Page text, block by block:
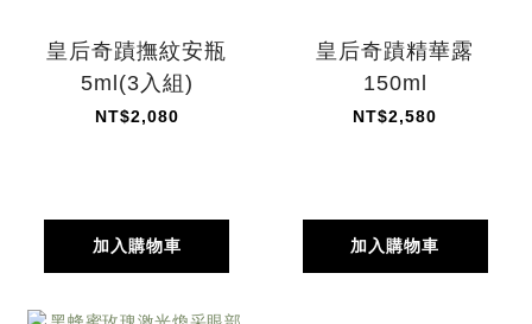
皇后奇蹟撫紋安瓶
5ml(3入組)
NT$2,080
加入購物車
皇后奇蹟精華露
150ml
NT$2,580
加入購物車